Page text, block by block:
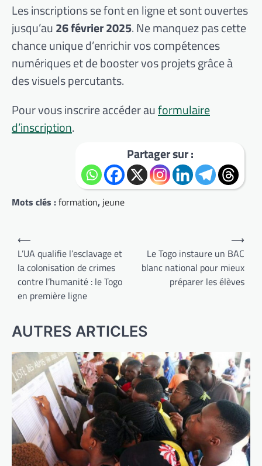
Les inscriptions se font en ligne et sont ouvertes
jusqu’au26 février 2025. Ne manquez pas cette
chance unique d’enrichir vos compétences
numériques et de booster vos projets grâce à
des visuels percutants.
Pour vous inscrire accéder auformulaire
d’inscription.
Partager sur :
Mots clés :formation, jeune
Navigation
de
l’article
⟵
L’UA qualifie l’esclavage et
la colonisation de crimes
contre l’humanité : le Togo
en première ligne
Le Togo instaure un BAC
blanc national pour mieux
préparer les élèves
⟶
AUTRES ARTICLES